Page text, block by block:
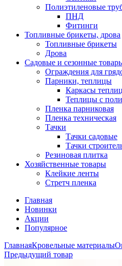
Полиэтиленовые
ПНД
Фитинги
Топливные брикеты, дрова
Топливные брикеты
Дрова
Садовые и сезонные
Ограждения для
Парники, теплицы
Каркасы теплиц
Теплицы с
Пленка парниковая
Пленка техническая
Тачки
Тачки садовые
Тачки
Резиновая плитка
Хозяйственные товары
Клейкие ленты
Стретч пленка
Главная
Новинки
Акции
Популярное
ГлавнаяКровельные материалы
Предыдущий товар